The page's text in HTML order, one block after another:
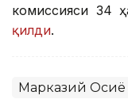
комиссияси 34
қилди.
Марказий Осиё